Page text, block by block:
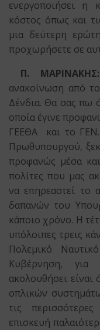
ενεργοποιήσει
κόστος όπως και
μια δεύτερη
προχωρήσετε σε
Π.
ανακοίνωση από
Δένδια. Θα σας πω
οποία έγινε
ΓΕΕΘΑ και το
Πρωθυπουργού,
προφανώς μέσα
πολίτες που μας
να επηρεαστεί το
δαπανών του
κάποιο χρόνο. Η
υπόλοιπες τρεις
Πολεμικό
Κυβέρνηση,
ακολουθήσει
οπλικών
τις
επισκευή